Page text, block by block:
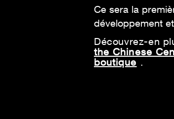
Ce sera la
développement
Découvrez-en
the Chinese
boutique .